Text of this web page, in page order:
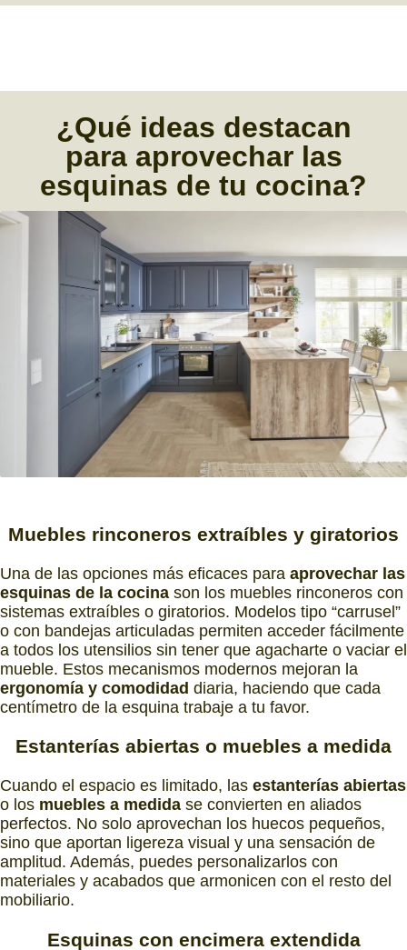
¿Qué ideas destacan
para aprovecharlas
esquinas de tu cocina?
Muebles rinconeros extraíbles y giratorios
Una de las opciones más eficaces para aprovechar las
esquinas de la cocina son los muebles rinconeros con
sistemas extraíbles o giratorios. Modelos tipo “carrusel”
o con bandejas articuladas permiten acceder fácilmente
a todos los utensilios sin tener que agacharte o vaciar el
mueble. Estos mecanismos modernos mejoran la
ergonomía y comodidad diaria, haciendo que cada
centímetro de la esquina trabaje a tu favor.
Estanterías abiertas o muebles a medida
Cuando el espacio es limitado, las estanterías abiertas
o los muebles a medida se convierten en aliados
perfectos. No solo aprovechan los huecos pequeños,
sino que aportan ligereza visual y una sensación de
amplitud. Además, puedes personalizarlos con
materiales y acabados que armonicen con el resto del
mobiliario.
Esquinas con encimera extendida